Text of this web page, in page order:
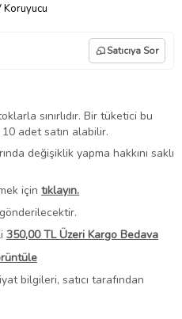
Satıcıya Sor
sınırlıdır. Bir tüketici bu
adet satın alabilir.
değişiklik yapma hakkını saklı
için tıklayın.
350,00 TL Üzeri Kargo Bedava
bilgileri, satıcı tarafından